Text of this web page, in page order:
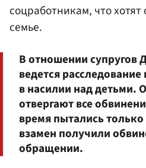
соцработникам, что хотят
семье.
В отношении супругов
ведется
в насилии над детьми.
отвергают все
время пытались
взамен получили
обращении.